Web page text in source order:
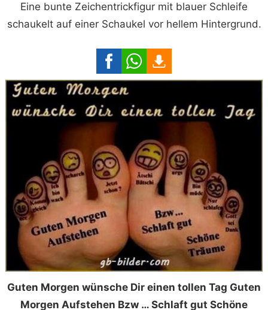
Eine bunte Zeichentrickfigur mit blauer Schleife
schaukelt auf einer Schaukel vor hellem Hintergrund.
Guten Morgen wünsche Dir einen tollen Tag Guten
Morgen Aufstehen Bzw … Schlaft gut Schöne